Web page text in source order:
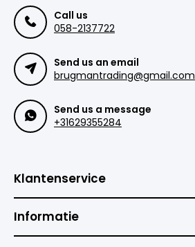
Call us
058-2137722
Send us an email
brugmantrading@gmail.com
Send us a message
+31629355284
Klantenservice
Informatie